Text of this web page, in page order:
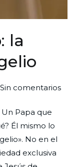
la
Sin comentariosen
Papa que
Él mismo lo
No en el
exclusiva